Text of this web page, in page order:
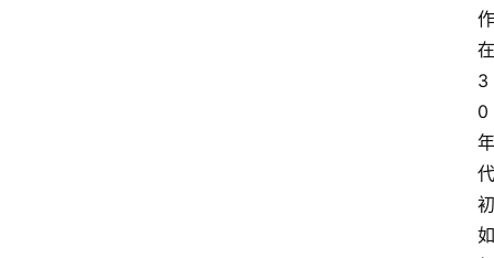
作
在
3
0
年
代
初
如